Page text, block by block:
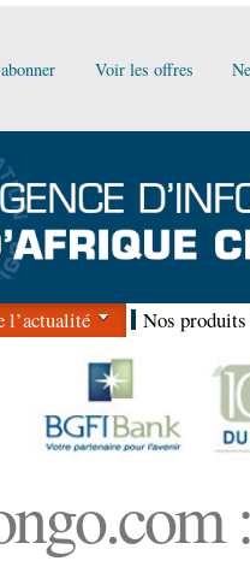
Voir les offres
l’actualité Nos